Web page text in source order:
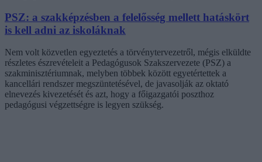
PSZ: a szakképzésben a felelősség mellett hatáskört
is kell adni az iskoláknak
Nem volt közvetlen egyeztetés a törvénytervezetről, mégis elküldte
részletes észrevételeit a Pedagógusok Szakszervezete (PSZ) a
szakminisztériumnak, melyben többek között egyetértettek a
kancellári rendszer megszüntetésével, de javasolják az oktató
elnevezés kivezetését és azt, hogy a főigazgatói poszthoz
pedagógusi végzettségre is legyen szükség.